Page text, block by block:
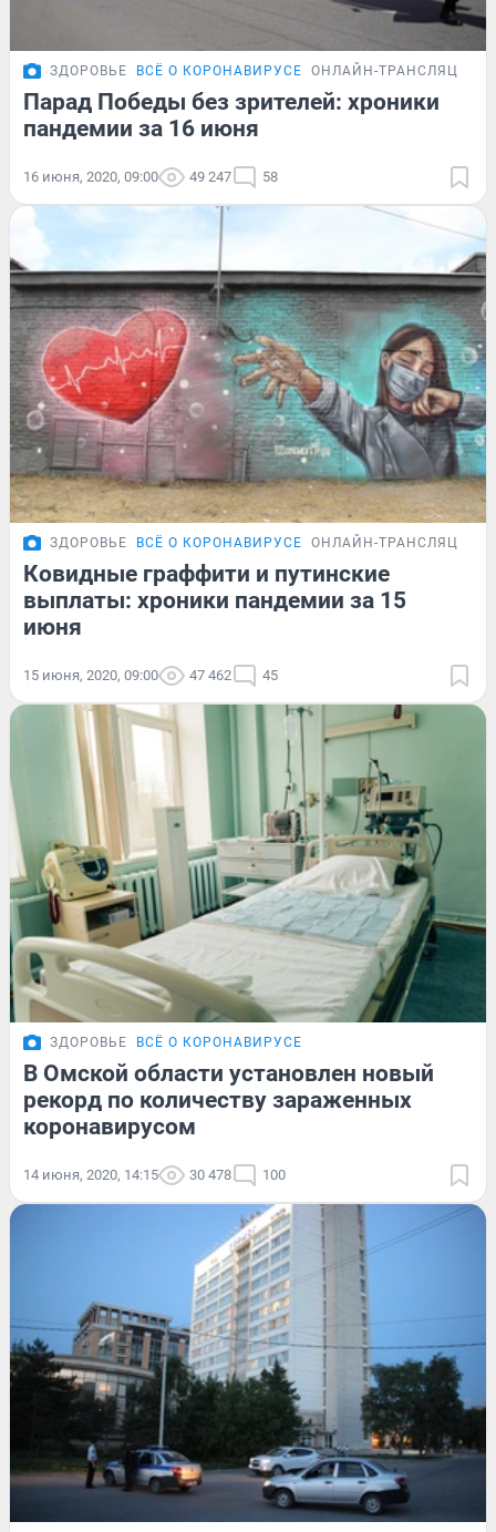
ЗДОРОВЬЕ ВСЁ О КОРОНАВИРУСЕ ОНЛАЙН-ТРАНСЛЯЦИЯ
Парад Победы без зрителей: хроники
пандемии за 16 июня
16 июня, 2020, 09:00 49 247 58
ЗДОРОВЬЕ ВСЁ О КОРОНАВИРУСЕ ОНЛАЙН-ТРАНСЛЯЦИЯ
Ковидные граффити и путинские
выплаты: хроники пандемии за 15
июня
15 июня, 2020, 09:00 47 462 45
ЗДОРОВЬЕ ВСЁ О КОРОНАВИРУСЕ
В Омской области установлен новый
рекорд по количеству зараженных
коронавирусом
14 июня, 2020, 14:15 30 478 100